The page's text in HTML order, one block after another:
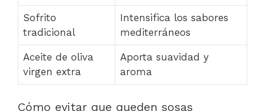
Sofrito
tradicional
Intensifica los sabores
mediterráneos
Aceite de oliva
virgen extra
Aporta suavidad y
aroma
Cómo evitar que queden sosas